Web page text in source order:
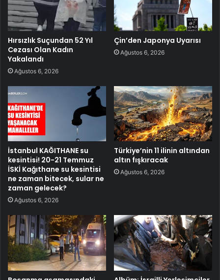
Hırsızlık Suçundan 52 Yıl
Cezası Olan Kadın
Yakalandı
Ağustos 6, 2026
Çin’den Japonya Uyarısı
Ağustos 6, 2026
İstanbul KAĞITHANE su
kesintisi! 20-21 Temmuz
İSKİ Kağıthane su kesintisi
ne zaman bitecek, sular ne
zaman gelecek?
Ağustos 6, 2026
Türkiye’nin 11 ilinin altından
altın fışkıracak
Ağustos 6, 2026